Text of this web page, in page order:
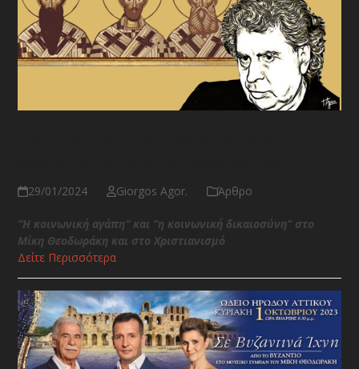
29/01/2024 Giorgos Agor. Άρθρο
“H κοινωνική αγάπη“ και “η κοινωνική δικαιοσύνη“ στο
Μίκη Θεοδωράκη και στο Χριστιανισμό
Δείτε Περισσότερα